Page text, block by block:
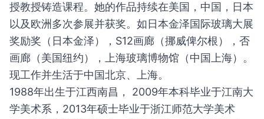
授教授铸造课程。她的作品持续在美国，中国，日本
以及欧洲多次参展并获奖。如日本金泽国际玻璃大展
奖励奖（日本金泽），S12画廊（挪威俾尔根），否
画廊（美国纽约），上海玻璃博物馆（中国上海）。
现工作并生活于中国北京、上海。
1988年出生于江西南昌， 2009年本科毕业于江南⼤
学美术系，2013年硕士毕业于浙江师范⼤学美术